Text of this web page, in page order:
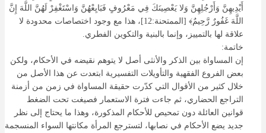
أَيْدِيهِنَّ وَأَرْجُلِهِنَّ وَلا يَعْصِينَكَ فِي مَعْرُوفٍ فَبَايِعْهُنَّ وَاسْتَغْفِرْ لَهُنَّ اللَّهَ إِنَّ
اللَّهَ غَفُورٌ رَّحِيمٌ﴾ [الممتحنة:12]، هذا مع وجود اختصاصات محدودة لا
علاقة لها بالتمييز، وإنما بالبنية والتكوين الفطري.
خاتمة:
إن المساواة بين الذكر والأنثى أصل لا يتوهم نقيضه في الأحكام، ولكن
بعض الفروع الفقهية والتأويلات التفسيرية ابتعدت عن هذا الأصل من
خلال كثير من الأقوال التي كدّرت حقيقة المساواة في زمن من أزمنة
التراجع الحضاري، ثم جاءت فترة الاستعمار فصيغت تحت الضغط
قوانين العائلة دون تمحيص للأحكام المذكورة، وهذا ما يحتاج إلى نظر
جديد يضع الأحكام في نصابها، لتسترجع المرأة مكانتها السواء المنسجمة